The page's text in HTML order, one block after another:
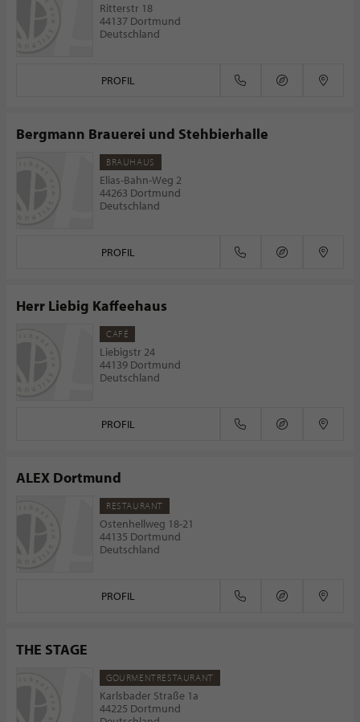
Ritterstr 18
44137 Dortmund
Deutschland
PROFIL
Bergmann Brauerei und Stehbierhalle
BRAUHAUS
Elias-Bahn-Weg 2
44263 Dortmund
Deutschland
PROFIL
Herr Liebig Kaffeehaus
CAFÉ
Liebigstr 24
44139 Dortmund
Deutschland
PROFIL
ALEX Dortmund
RESTAURANT
Ostenhellweg 18-21
44135 Dortmund
Deutschland
PROFIL
THE STAGE
GOURMENTRESTAURANT
Karlsbader Straße 1a
44225 Dortmund